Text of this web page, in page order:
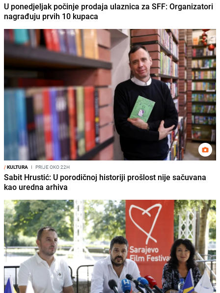
U ponedjeljak počinje prodaja ulaznica za SFF: Organizatori
nagrađuju prvih 10 kupaca
/KULTURA I PRIJE OKO 22H
Sabit Hrustić: U porodičnoj historiji prošlost nije sačuvana
kao uredna arhiva